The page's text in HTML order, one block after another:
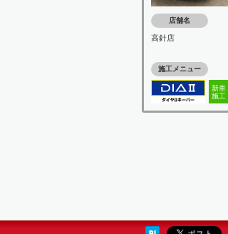
店舗名
高針店
施工メニュー
新車
施工